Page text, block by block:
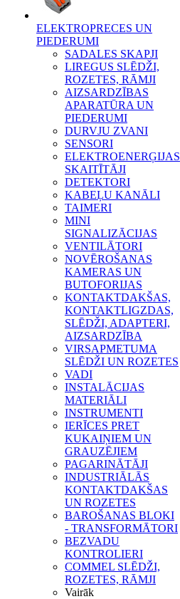
ELEKTROPRECES UN
PIEDERUMI
SADALES SKAPJI
LIREGUS SLĒDŽI,
ROZETES, RĀMJI
AIZSARDZĪBAS
APARATŪRA UN
PIEDERUMI
DURVJU ZVANI
SENSORI
ELEKTROENERĢIJAS
SKAITĪTĀJI
DETEKTORI
KABEĻU KANĀLI
TAIMERI
MINI
SIGNALIZĀCIJAS
VENTILĀTORI
NOVĒROŠANAS
KAMERAS UN
BUTOFORIJAS
KONTAKTDAKŠAS,
KONTAKTLIGZDAS,
SLĒDŽI, ADAPTERI,
AIZSARDZĪBA
VIRSAPMETUMA
SLĒDŽI UN ROZETES
VADI
INSTALĀCIJAS
MATERIĀLI
INSTRUMENTI
IERĪCES PRET
KUKAIŅIEM UN
GRAUZĒJIEM
PAGARINĀTĀJI
INDUSTRIĀLĀS
KONTAKTDAKŠAS
UN ROZETES
BAROŠANAS BLOKI
- TRANSFORMĀTORI
BEZVADU
KONTROLIERI
COMMEL SLĒDŽI,
ROZETES, RĀMJI
Vairāk